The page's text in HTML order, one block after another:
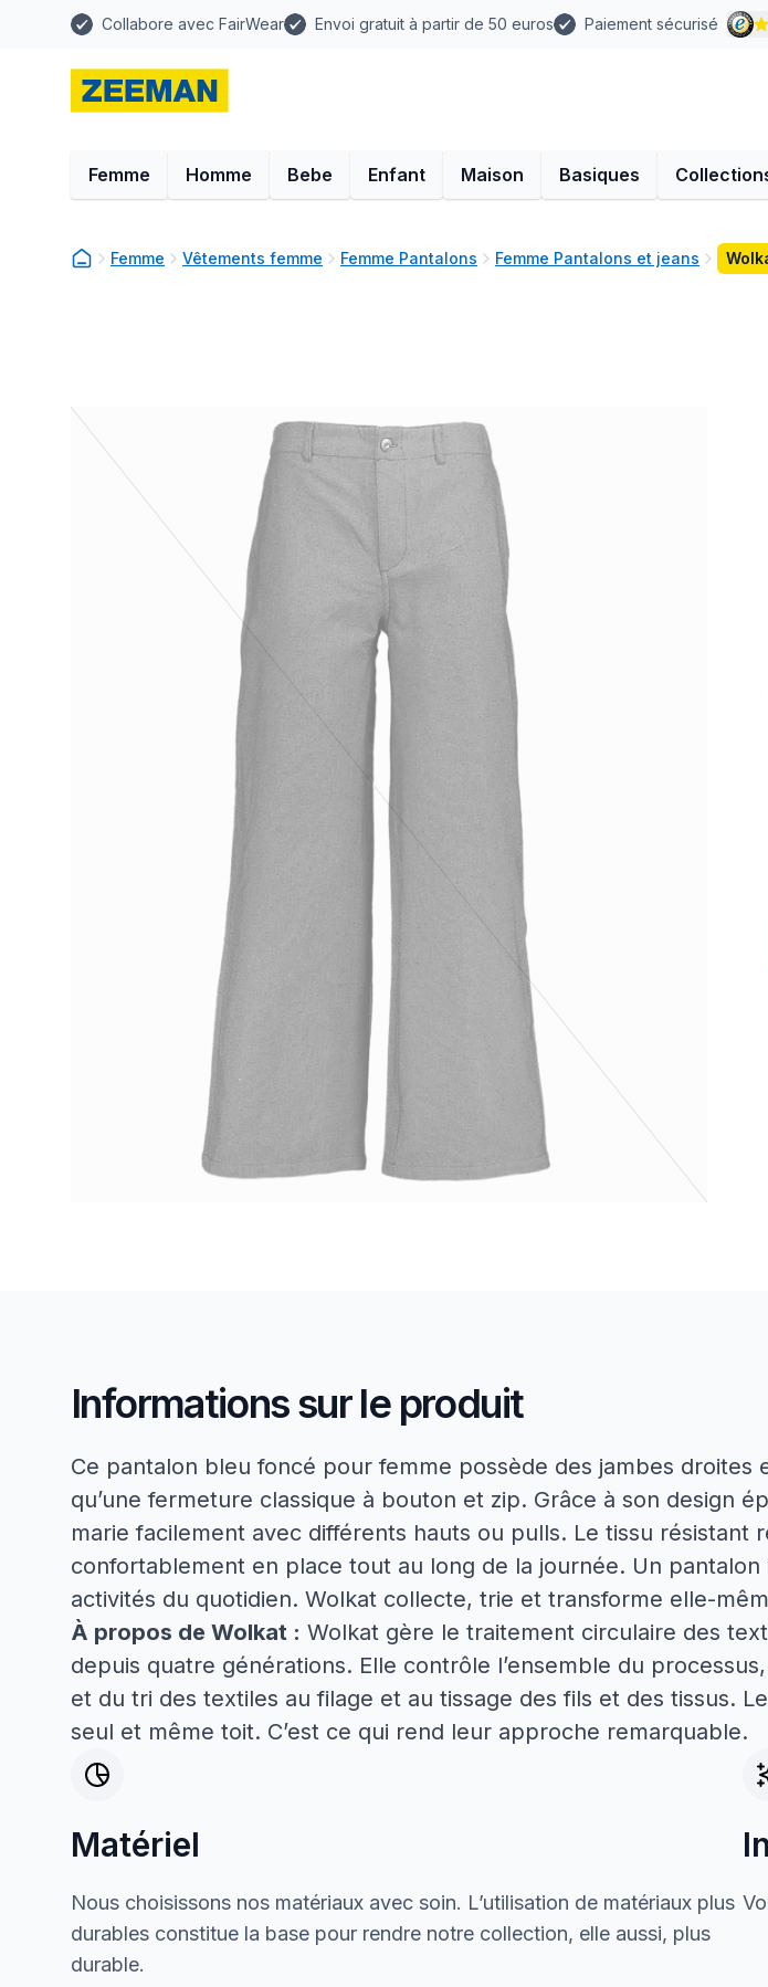
Collabore avec FairWear Envoi gratuit à partir de 50 euros Paiement sécurisé
Femme Homme Bebe Enfant Maison Basiques
Femme Vêtements femme Femme Pantalons Femme Pantalons et jeans
Informations sur le produit
Ce pantalon bleu foncé pour femme possède des jambes droites
qu’une fermeture classique à bouton et zip. Grâce à son design
marie facilement avec différents hauts ou pulls. Le tissu résistant
confortablement en place tout au long de la journée. Un pantalon
activités du quotidien. Wolkat collecte, trie et transforme elle-
À propos de Wolkat : Wolkat gère le traitement circulaire des
depuis quatre générations. Elle contrôle l’ensemble du
et du tri des textiles au filage et au tissage des fils et des tissus.
seul et même toit. C’est ce qui rend leur approche remarquable.
Matériel
Nous choisissons nos matériaux avec soin. L’utilisation de matériaux plus
durables constitue la base pour rendre notre collection, elle aussi, plus
durable.